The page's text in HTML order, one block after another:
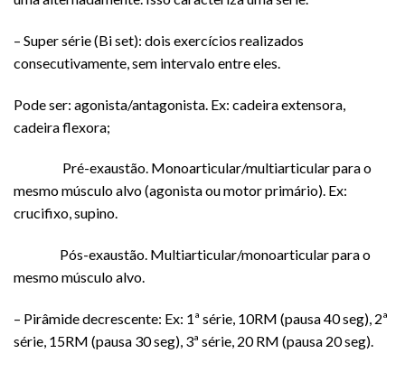
– Super série (Bi set): dois exercícios realizados
consecutivamente, sem intervalo entre eles.
Pode ser: agonista/antagonista. Ex: cadeira extensora,
cadeira flexora;
Pré-exaustão. Monoarticular/multiarticular para o
mesmo músculo alvo (agonista ou motor primário). Ex:
crucifixo, supino.
Pós-exaustão. Multiarticular/monoarticular para o
mesmo músculo alvo.
– Pirâmide decrescente: Ex: 1ª série, 10RM (pausa 40 seg), 2ª
série, 15RM (pausa 30 seg), 3ª série, 20 RM (pausa 20 seg).